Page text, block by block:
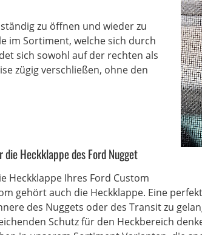
zu öffnen und wieder zu
im Sortiment, welche sich durch
sich sowohl auf der rechten als
zügig verschließen, ohne den
Heckklappe des Ford Nugget
Heckklappe Ihres Ford Custom
gehört auch die Heckklappe. Eine
des Nuggets oder des Transit zu
Schutz für den Heckbereich